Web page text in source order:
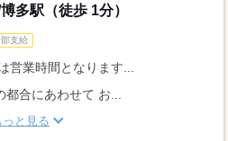
多駅（徒歩 1分）
支給
業時間となります...
合にあわせて お...
っと見る